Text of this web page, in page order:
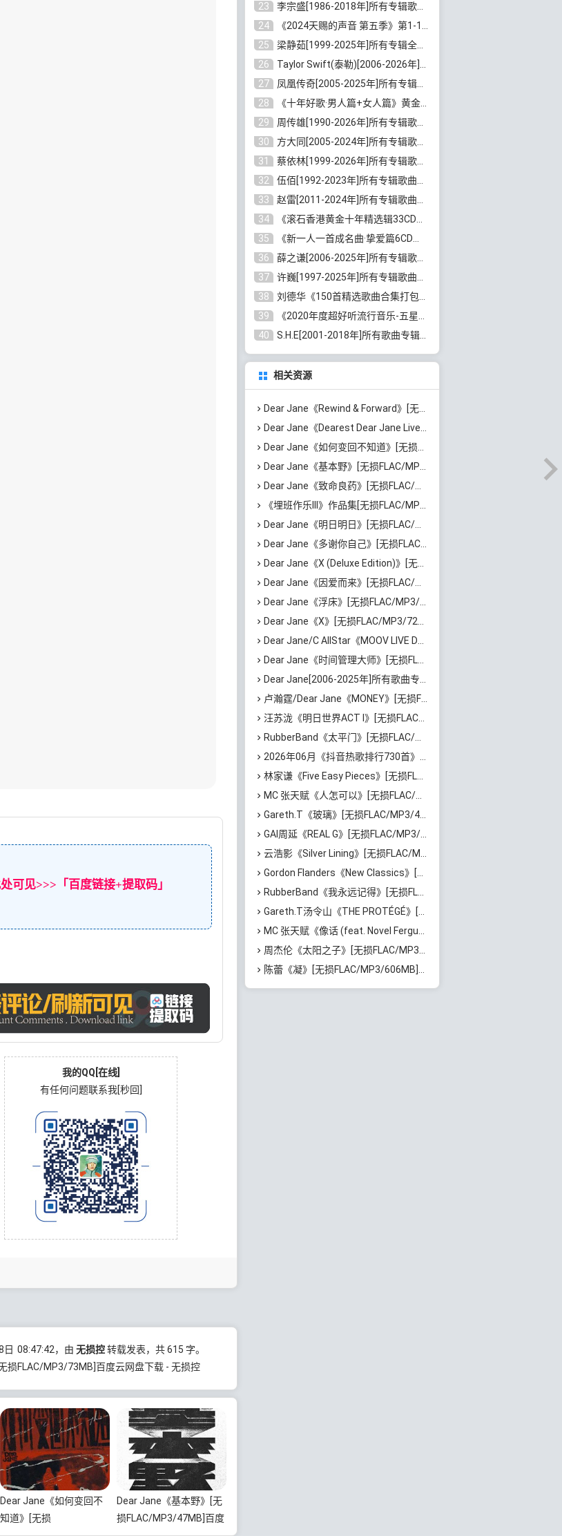
可见>>>「百度链接+提取码」
我的QQ[在线]
有任何问题联系我[秒回]
日 08:47:42，由 无损控转载发表，共 615 字。
损FLAC/MP3/73MB]百度云网盘下载 - 无损控
Dear Jane《如何变回不
知道》[无损
Dear Jane《基本野》[无
损FLAC/MP3/47MB]百度
23
李宗盛[1986-2018年]所有专辑歌曲合集打包[无损FLAC/MP3/8.82GB]百度云网盘下载
24
《2024天赐的声音 第五季》第1-12期歌曲[无损FLAC/MP3]百度云网盘下载
25
梁静茹[1999-2025年]所有专辑全部歌曲打包[无损FLAC/MP3/10.71GB]百度云网盘下载
26
Taylor Swift(泰勒)[2006-2026年]所有歌曲合集打包[无损FLAC/MP3/23.78GB]百度云网盘下载
27
凤凰传奇[2005-2025年]所有专辑歌曲合集[无损WAV/FLAC+MP3/11.62GB]百度云网盘下载
28
《十年好歌·男人篇+女人篇》黄金国语珍藏6CD[无损WAV/MP3/4.09GB]百度云网盘下载
29
周传雄[1990-2026年]所有专辑歌曲全集[无损FLAC/MP3/10GB]百度云网盘下载
30
方大同[2005-2024年]所有专辑歌曲合集[高品质MP3+无损FLAC/7.59GB]百度云网盘下载
31
蔡依林[1999-2026年]所有专辑歌曲合集[无损FLAC/MP3/23.32GB]百度云网盘下载
32
伍佰[1992-2023年]所有专辑歌曲合集[高品质MP3/320K/3.92GB]百度云网盘下载
33
赵雷[2011-2024年]所有专辑歌曲打包[无损FLAC/MP3/2.64GB]百度云网盘下载
34
《滚石香港黄金十年精选辑33CD》[无损APE/WAV分轨/13.6GB]百度云网盘下载
35
《新一人一首成名曲·挚爱篇6CD》[无损MP3/DTS/WAV分轨/4.43GB]百度云网盘下载
36
薛之谦[2006-2025年]所有专辑歌曲合集[无损FLAC/MP3/5.20GB]百度云网盘下载
37
许巍[1997-2025年]所有专辑歌曲合集打包[无损FLAC/MP3/7.48GB]百度云网盘下载
38
刘德华《150首精选歌曲合集打包》[无损FLAC/MP3/5.26GB]百度云网盘下载
39
《2020年度超好听流行音乐-五星珍藏版10CD》[无损WAV/MP3/6.77GB]百度云网盘下载
40
S.H.E[2001-2018年]所有歌曲专辑打包[无损FLAC/MP3/16.05GB]百度云网盘下载
相关资源
Dear Jane《Rewind & Forward》[无损FLAC/MP3/487MB]百度云网盘下载
Dear Jane《Dearest Dear Jane Live 2025》[无损FLAC/MP3/4.3GB]百度云网盘下载
Dear Jane《如何变回不知道》[无损FLAC/MP3/74MB]百度云网盘下载
Dear Jane《基本野》[无损FLAC/MP3/47MB]百度云网盘下载
Dear Jane《致命良药》[无损FLAC/MP3/67MB]百度云网盘下载
《埋班作乐III》作品集[无损FLAC/MP3/679MB]百度云网盘下载
Dear Jane《明日明日》[无损FLAC/MP3/67MB]百度云网盘下载
Dear Jane《多谢你自己》[无损FLAC/MP3/70MB]百度云网盘下载
Dear Jane《X (Deluxe Edition)》[无损FLAC/MP3/847MB]百度云网盘下载
Dear Jane《因爱而来》[无损FLAC/MP3/60MB]百度云网盘下载
Dear Jane《浮床》[无损FLAC/MP3/54MB]百度云网盘下载
Dear Jane《X》[无损FLAC/MP3/720MB]百度云网盘下载
Dear Jane/C AllStar《MOOV LIVE DEAR JANE x C ALLSTAR 2023》[无损FLAC/MP3/1.85GB]百度云网盘下载
Dear Jane《时间管理大师》[无损FLAC/MP3/57MB]百度云网盘下载
Dear Jane[2006-2025年]所有歌曲专辑合集[无损FLAC/MP3/8.27GB]百度云网盘下载
卢瀚霆/Dear Jane《MONEY》[无损FLAC/MP3/60MB]百度云网盘下载
汪苏泷《明日世界ACT I》[无损FLAC/MP3/861MB]百度云网盘下载
RubberBand《太平门》[无损FLAC/MP3/50MB]百度云网盘下载
2026年06月《抖音热歌排行730首》最火热门歌曲整理[高品质MP3/320K/5.35GB]百度云网盘下载
林家谦《Five Easy Pieces》[无损FLAC/MP3/223MB]百度云网盘下载
MC 张天赋《人怎可以》[无损FLAC/MP3/65MB]百度云网盘下载
Gareth.T《玻璃》[无损FLAC/MP3/46MB]百度云网盘下载
GAI周延《REAL G》[无损FLAC/MP3/729MB]百度云网盘下载
云浩影《Silver Lining》[无损FLAC/MP3/543MB]百度云网盘下载
Gordon Flanders《New Classics》[无损FLAC/MP3/529MB]百度云网盘下载
RubberBand《我永远记得》[无损FLAC/MP3/72MB]百度云网盘下载
Gareth.T汤令山《THE PROTÉGÉ》[无损FLAC/MP3/588MB]百度云网盘下载
MC 张天赋《像话 (feat. Novel Fergus)》[无损FLAC/MP3/62MB]百度云网盘下载
周杰伦《太阳之子》[无损FLAC/MP3/731MB]百度云网盘下载
陈蕾《凝》[无损FLAC/MP3/606MB]百度云网盘下载